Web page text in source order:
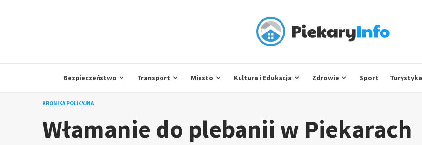
Bezpieczeństwo Transport Miasto Kultura i Edukacja Zdrowie Sport Turystyka
KRONIKA POLICYJNA
Włamanie do plebanii w Piekarach